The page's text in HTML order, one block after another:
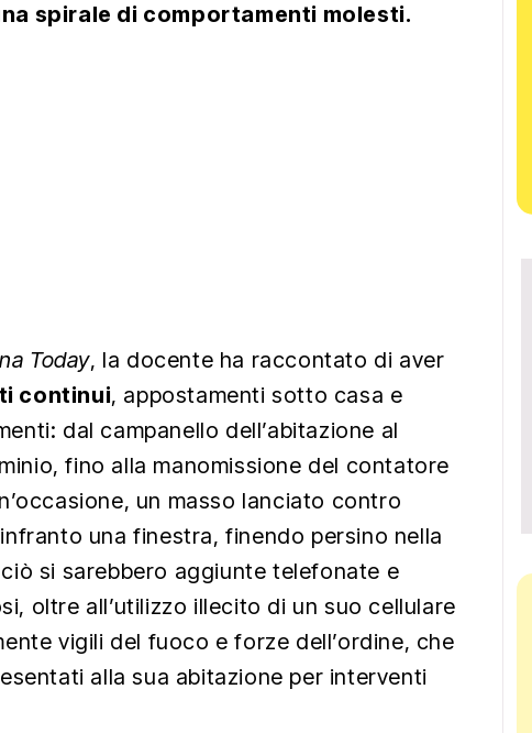
spirale di comportamenti molesti.
Today, la docente ha raccontato di aver
continui, appostamenti sotto casa e
dal campanello dell’abitazione al
fino alla manomissione del contatore
un masso lanciato contro
una finestra, finendo persino nella
si sarebbero aggiunte telefonate e
oltre all’utilizzo illecito di un suo cellulare
vigili del fuoco e forze dell’ordine, che
alla sua abitazione per interventi